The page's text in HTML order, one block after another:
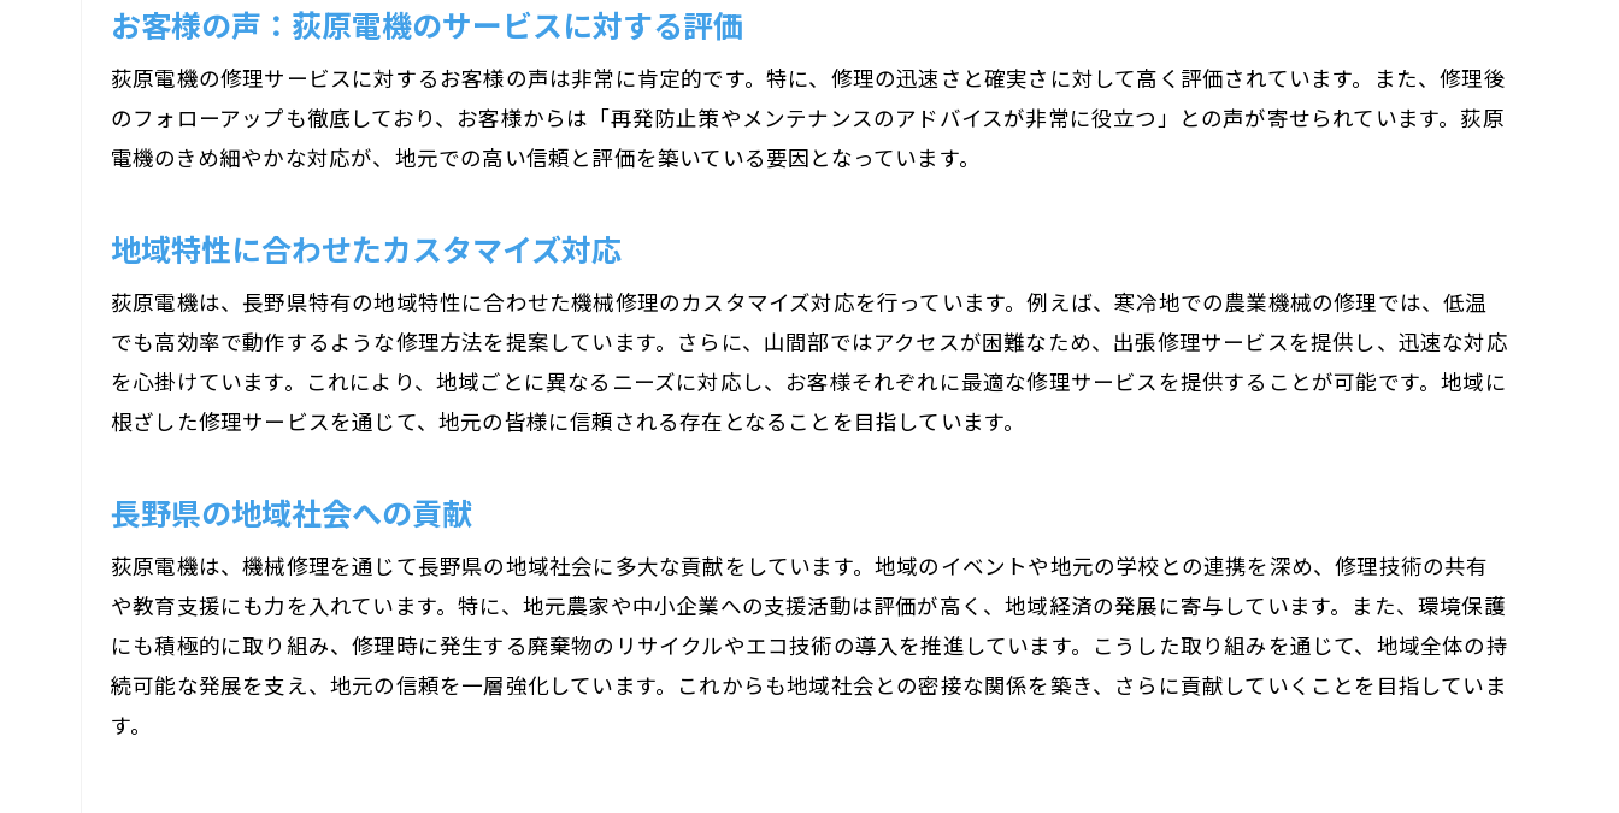
技術力がもたらす信頼感
他社を圧倒する技術力
多様な機械に対応できる高い技術
お客様満足度を上げるための工夫
地域特有のニーズに応じた対応
修理前後のフォローアップ体制
地域社会への貢献活動
各地域での具体的なサービス内容
出張修理サービスのメリット
遠隔地対応のための取り組み
お客様の声：荻原電機のサービスに対する評価
荻原電機の修理サービスに対するお客様の声は非常に肯定的です。特に、修理の迅速さと確実さに対して高く評価されています。また、修理後
のフォローアップも徹底しており、お客様からは「再発防止策やメンテナンスのアドバイスが非常に役立つ」との声が寄せられています。荻原
電機のきめ細やかな対応が、地元での高い信頼と評価を築いている要因となっています。
地域特性に合わせたカスタマイズ対応
荻原電機は、長野県特有の地域特性に合わせた機械修理のカスタマイズ対応を行っています。例えば、寒冷地での農業機械の修理では、低温
でも高効率で動作するような修理方法を提案しています。さらに、山間部ではアクセスが困難なため、出張修理サービスを提供し、迅速な対応
を心掛けています。これにより、地域ごとに異なるニーズに対応し、お客様それぞれに最適な修理サービスを提供することが可能です。地域に
根ざした修理サービスを通じて、地元の皆様に信頼される存在となることを目指しています。
長野県の地域社会への貢献
荻原電機は、機械修理を通じて長野県の地域社会に多大な貢献をしています。地域のイベントや地元の学校との連携を深め、修理技術の共有
や教育支援にも力を入れています。特に、地元農家や中小企業への支援活動は評価が高く、地域経済の発展に寄与しています。また、環境保護
にも積極的に取り組み、修理時に発生する廃棄物のリサイクルやエコ技術の導入を推進しています。こうした取り組みを通じて、地域全体の持
続可能な発展を支え、地元の信頼を一層強化しています。これからも地域社会との密接な関係を築き、さらに貢献していくことを目指していま
す。